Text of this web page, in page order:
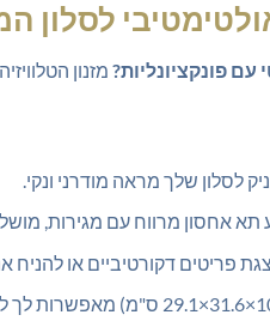
לסלון
פונקציונליות? מזנון
לסלון שלך מראה מודרני ונקי.
תא אחסון מרווח עם מגירות,
פריטים דקורטיביים או